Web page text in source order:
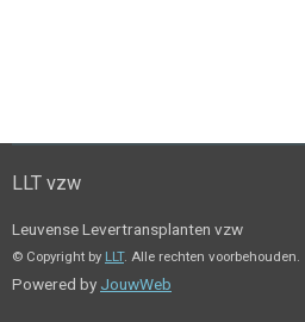
LLT vzw
Leuvense Levertransplanten vzw
© Copyright by LLT. Alle rechten voorbehouden.
Powered by JouwWeb